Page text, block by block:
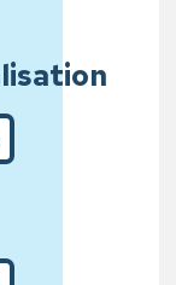
ou sur quelques